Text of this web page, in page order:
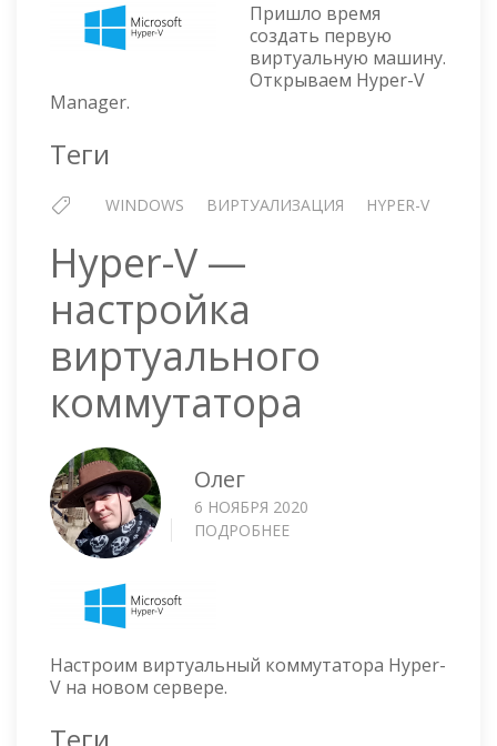
—
СОЗДАЁМ
ВИРТУАЛЬНУЮ
МАШИНУ
Пришло время
создать первую
виртуальную машину.
Открываем Hyper-V
Manager.
Теги
WINDOWS ВИРТУАЛИЗАЦИЯ HYPER-V
Hyper-V —
настройка
виртуального
коммутатора
Олег
6 НОЯБРЯ 2020
ПОДРОБНЕЕ
КОММУТАТОРА
Настроим виртуальный коммутатора Hyper-
V на новом сервере.